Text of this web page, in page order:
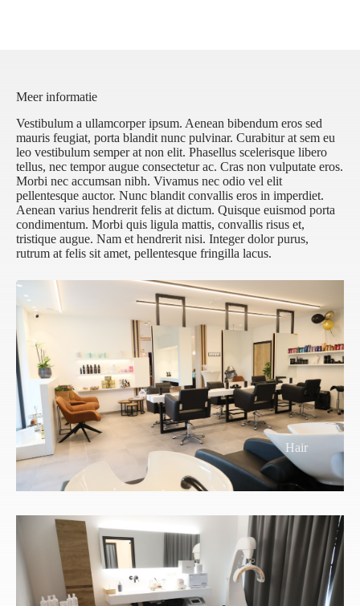
Meer informatie
Vestibulum a ullamcorper ipsum. Aenean bibendum eros sed
mauris feugiat, porta blandit nunc pulvinar. Curabitur at sem eu
leo vestibulum semper at non elit. Phasellus scelerisque libero
tellus, nec tempor augue consectetur ac. Cras non vulputate eros.
Morbi nec accumsan nibh. Vivamus nec odio vel elit
pellentesque auctor. Nunc blandit convallis eros in imperdiet.
Aenean varius hendrerit felis at dictum. Quisque euismod porta
condimentum. Morbi quis ligula mattis, convallis risus et,
tristique augue. Nam et hendrerit nisi. Integer dolor purus,
rutrum at felis sit amet, pellentesque fringilla lacus.
Hair